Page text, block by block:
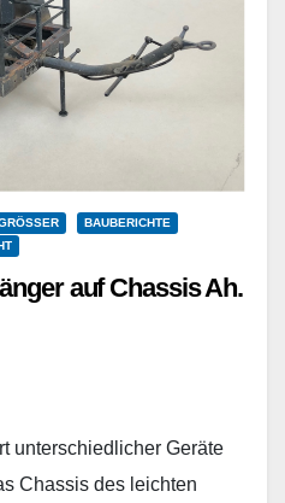
BAUBERICHTE
auf Chassis Ah.
unterschiedlicher Geräte
Chassis des leichten